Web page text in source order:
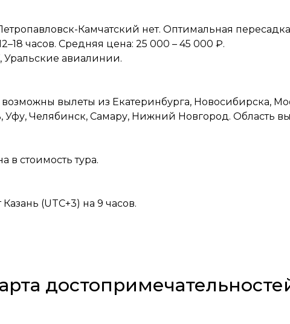
Камчатский нет. Оптимальная
часов. Средняя цена: 25 000 – 45 000 ₽.
Уральские авиалинии.
вылеты из Екатеринбурга, Новосибирска,
Челябинск, Самару, Нижний Новгород. Область
в стоимость тура.
(UTC+3) на 9 часов.